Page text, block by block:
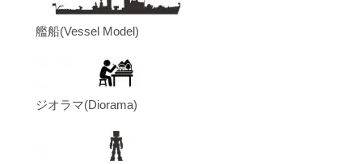
艦船(Vessel Model)
ジオラマ(Diorama)